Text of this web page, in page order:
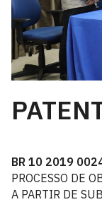
BR 10 2019
PROCESSO DE
A PARTIR DE